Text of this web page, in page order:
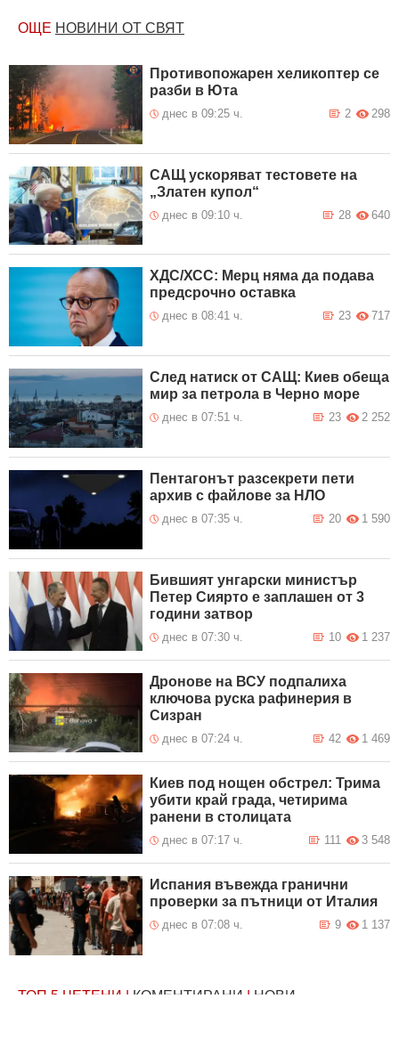
ОЩЕ НОВИНИ ОТ СВЯТ
Противопожарен хеликоптер се
разби в Юта
днес в 09:25 ч. 298
2
САЩ ускоряват тестовете на
„Златен купол“
днес в 09:10 ч. 640
28
ХДС/ХСС: Мерц няма да подава
предсрочно оставка
днес в 08:41 ч. 717
23
След натиск от САЩ: Киев обеща
мир за петрола в Черно море
днес в 07:51 ч. 2 252
23
Пентагонът разсекрети пети
архив с файлове за НЛО
днес в 07:35 ч. 1 590
20
Бившият унгарски министър
Петер Сиярто е заплашен от 3
години затвор
днес в 07:30 ч. 1 237
10
Дронове на ВСУ подпалиха
ключова руска рафинерия в
Сизран
днес в 07:24 ч. 1 469
42
Киев под нощен обстрел: Трима
убити край града, четирима
ранени в столицата
днес в 07:17 ч. 3 548
111
Испания въвежда гранични
проверки за пътници от Италия
днес в 07:08 ч. 1 137
9
ТОП 5 ЧЕТЕНИ | КОМЕНТИРАНИ | НОВИ